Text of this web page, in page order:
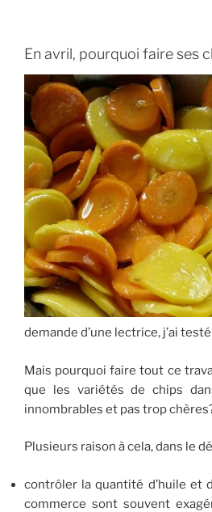
En avril, pourquoi faire ses
demande d’une lectrice, j’ai
Mais pourquoi faire tout ce
que les variétés de chips
innombrables et pas trop
Plusieurs raison à cela, dans le
contrôler la quantité d’huile et
commerce sont souvent